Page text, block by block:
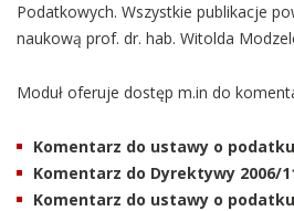
Podatkowych. Wszystkie publikacje
naukową prof. dr. hab. Witolda
Moduł oferuje dostęp m.in do
Komentarz do ustawy o
Komentarz do Dyrektywy 2006/
Komentarz do ustawy o